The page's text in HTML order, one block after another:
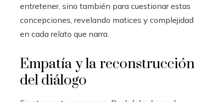
entretener, sino también para cuestionar estas
concepciones, revelando matices y complejidad
en cada relato que narra.
Empatía y la reconstrucción
del diálogo